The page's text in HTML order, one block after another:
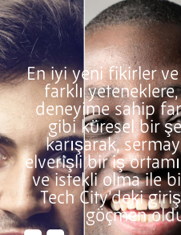
En iyi yeni fikirler
farklı yeteneklere,
deneyime sahip
gibi küresel bir
karışarak,
elverişli bir iş
ve istekli olma ile
Tech City’deki
göçmen